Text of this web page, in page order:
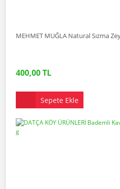
MEHMET MUĞLA Natural Sızma
400,00 TL
Sepete Ekle